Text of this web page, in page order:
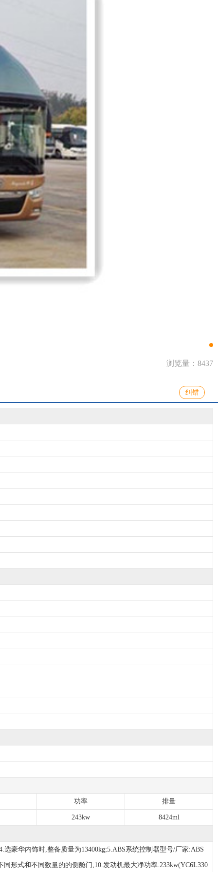
浏览量：8437
纠错
功率 排量
243kw 8424ml
豪华内饰时,整备质量为13400kg;5.ABS系统控制器型号/厂家:ABS
形式和不同数量的的侧舱门;10.发动机最大净功率:233kw(YC6L330